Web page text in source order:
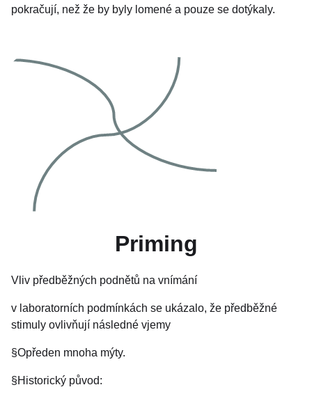
pokračují, než že by byly lomené a pouze se dotýkaly.
Priming
Vliv předběžných podnětů na vnímání
v laboratorních podmínkách se ukázalo, že předběžné
stimuly ovlivňují následné vjemy
§Opředen mnoha mýty.
§Historický původ: